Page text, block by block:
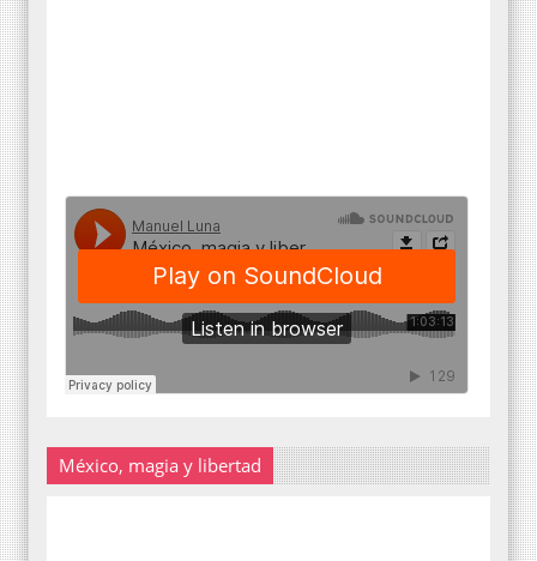
México, magia y libertad